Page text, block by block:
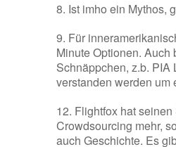
8. Ist imho ein Mythos,
9. Für
Minute Optionen. Auch
Schnäppchen, z.b.
verstanden werden um
12. Flightfox hat
Crowdsourcing mehr,
auch Geschichte. Es